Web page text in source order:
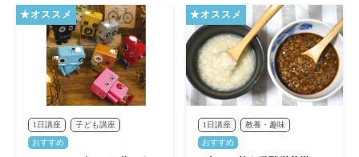
1日講座
子ども講座
おすすめ
1日講座
教養・趣味
おすすめ